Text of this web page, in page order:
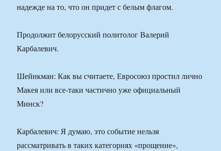
надежде на то, что он придет с белым флагом.
Продолжит белорусский политолог Валерий
Карбалевич.
Шейнкман: Как вы считаете, Евросоюз простил лично
Макея или все-таки частично уже официальный
Минск?
Карбалевич: Я думаю, это событие нельзя
рассматривать в таких категориях «прощение»,